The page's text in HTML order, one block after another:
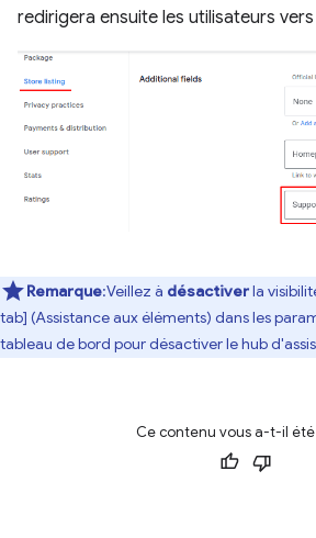
redirigera ensuite les utilisateurs
Remarque:Veillez à désactiverla
tab] (Assistance aux éléments) dans les
tableau de bord pour désactiver le hub
Ce contenu vous a-t-il été